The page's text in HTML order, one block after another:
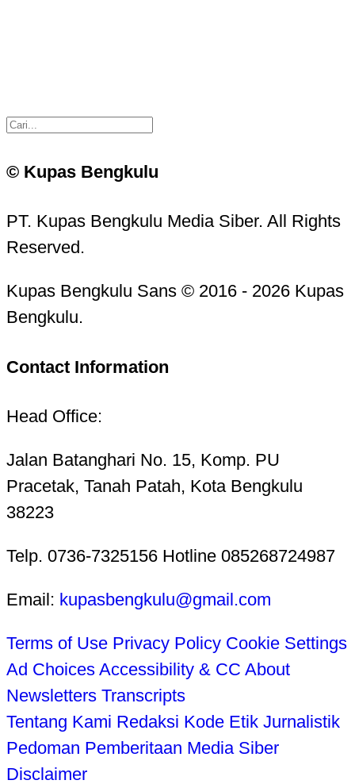
© Kupas Bengkulu
PT. Kupas Bengkulu Media Siber. All Rights
Reserved.
Kupas Bengkulu Sans © 2016 - 2026 Kupas
Bengkulu.
Contact Information
Head Office:
Jalan Batanghari No. 15, Komp. PU
Pracetak, Tanah Patah, Kota Bengkulu
38223
Telp. 0736-7325156 Hotline 085268724987
Email: kupasbengkulu@gmail.com
Terms of Use Privacy Policy Cookie Settings
Ad Choices Accessibility & CC About
Newsletters Transcripts
Tentang Kami Redaksi Kode Etik Jurnalistik
Pedoman Pemberitaan Media Siber
Disclaimer